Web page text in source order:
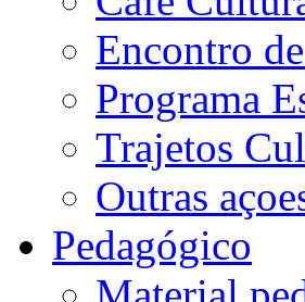
Encontro
Programa
Trajetos
Outras
Pedagógico